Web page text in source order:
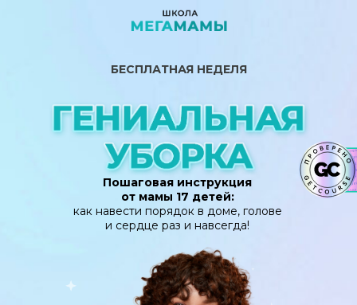
БЕСПЛАТНАЯ НЕДЕЛЯ
Пошаговая инструкция
от мамы 17 детей:
как навести порядок в доме, голове
и сердце раз и навсегда!